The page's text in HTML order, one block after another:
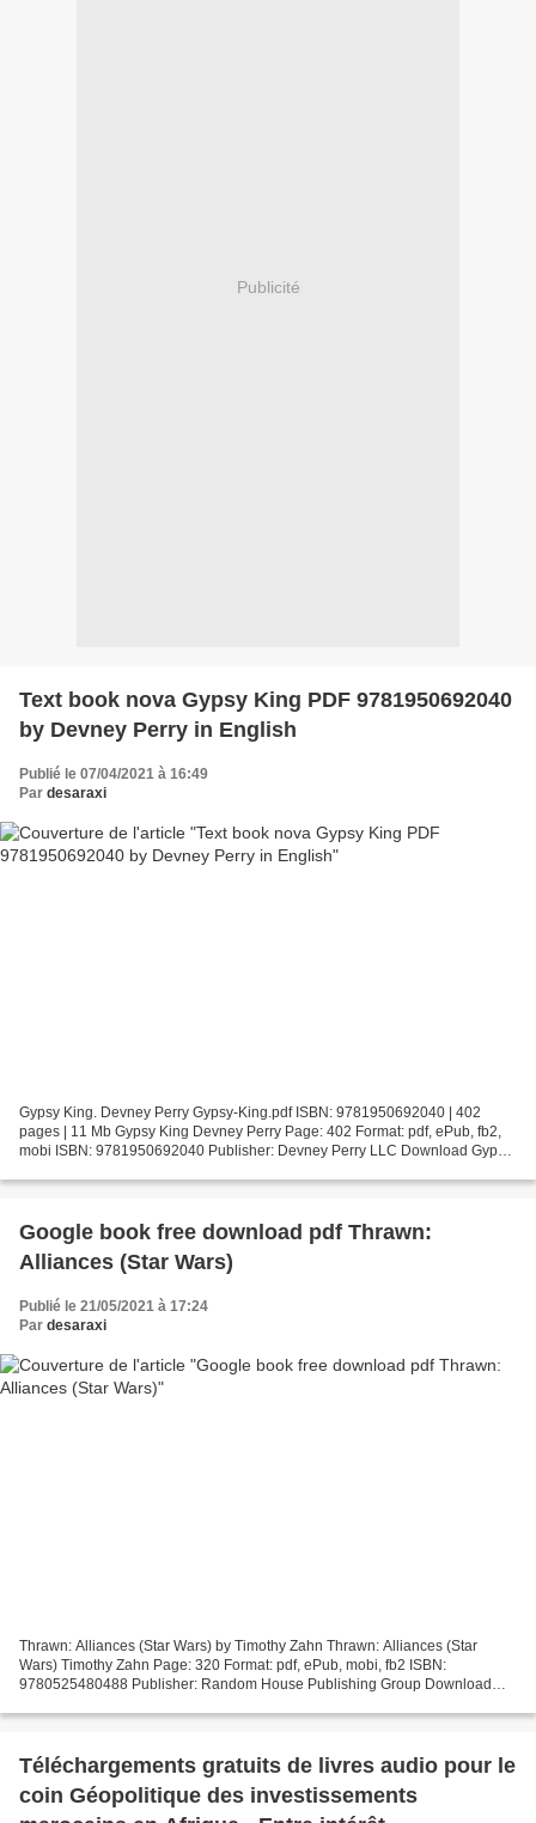
Publicité
Text book nova Gypsy King PDF 9781950692040
by Devney Perry in English
Publié le 07/04/2021 à 16:49
Par desaraxi
Gypsy King. Devney Perry Gypsy-King.pdf ISBN: 9781950692040 | 402
pages | 11 Mb Gypsy King Devney Perry Page: 402 Format: pdf, ePub, fb2,
mobi ISBN: 9781950692040 Publisher: Devney Perry LLC Download Gypsy
Google book free download pdf Thrawn:
Alliances (Star Wars)
Publié le 21/05/2021 à 17:24
Par desaraxi
Thrawn: Alliances (Star Wars) by Timothy Zahn Thrawn: Alliances (Star
Wars) Timothy Zahn Page: 320 Format: pdf, ePub, mobi, fb2 ISBN:
9780525480488 Publisher: Random House Publishing Group Download
Téléchargements gratuits de livres audio pour le
coin Géopolitique des investissements